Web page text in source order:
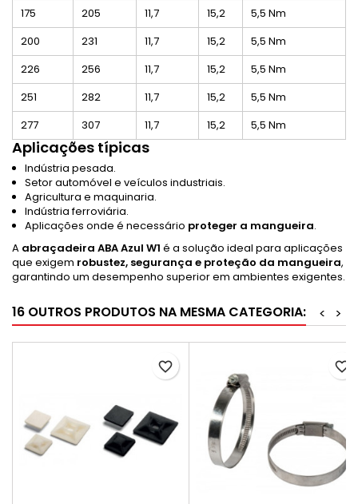
175
205 11,7 15,2
5,5 Nm
200
231 11,7 15,2
5,5 Nm
226
256 11,7 15,2
5,5 Nm
251
282 11,7 15,2
5,5 Nm
277
307 11,7 15,2 5,5 Nm
Aplicações típicas
Indústria pesada.
Setor automóvel e veículos industriais.
Agricultura e maquinaria.
Indústria ferroviária.
Aplicações onde é necessário proteger a mangueira.
A abraçadeira ABA Azul W1 é a solução ideal para aplicações
que exigem robustez, segurança e proteção da mangueira,
garantindo um desempenho superior em ambientes exigentes.
16 OUTROS PRODUTOS NA MESMA CATEGORIA: >
<
favorite_border favorite_border